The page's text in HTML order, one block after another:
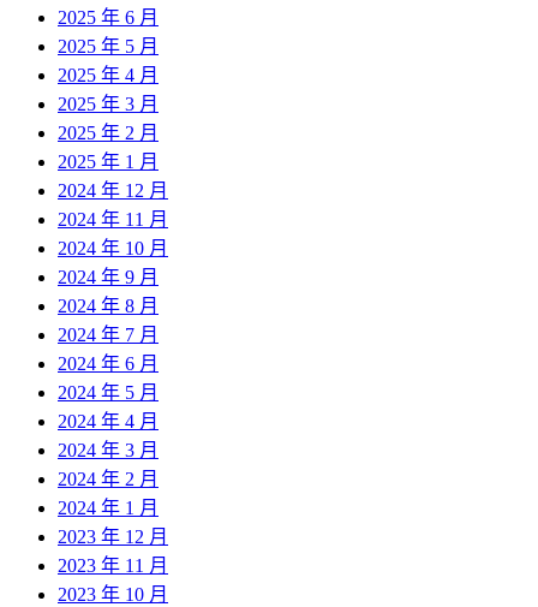
2025 年 6 月
2025 年 5 月
2025 年 4 月
2025 年 3 月
2025 年 2 月
2025 年 1 月
2024 年 12 月
2024 年 11 月
2024 年 10 月
2024 年 9 月
2024 年 8 月
2024 年 7 月
2024 年 6 月
2024 年 5 月
2024 年 4 月
2024 年 3 月
2024 年 2 月
2024 年 1 月
2023 年 12 月
2023 年 11 月
2023 年 10 月